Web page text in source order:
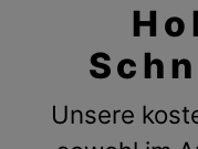
Unsere